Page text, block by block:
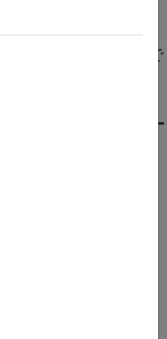
を使用して、Gain
定されます。この例で
グ ボックスで、
[デー